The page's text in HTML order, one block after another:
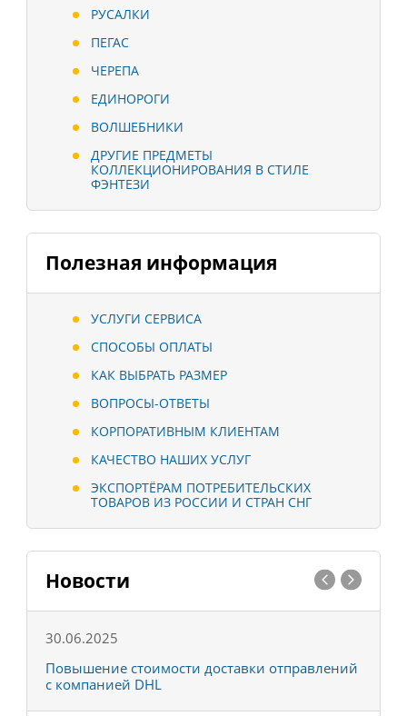
РУСАЛКИ
ПЕГАС
ЧЕРЕПА
ЕДИНОРОГИ
ВОЛШЕБНИКИ
ДРУГИЕ ПРЕДМЕТЫ
КОЛЛЕКЦИОНИРОВАНИЯ В СТИЛЕ
ФЭНТЕЗИ
Полезная информация
УСЛУГИ СЕРВИСА
СПОСОБЫ ОПЛАТЫ
КАК ВЫБРАТЬ РАЗМЕР
ВОПРОСЫ-ОТВЕТЫ
КОРПОРАТИВНЫМ КЛИЕНТАМ
КАЧЕСТВО НАШИХ УСЛУГ
ЭКСПОРТЁРАМ ПОТРЕБИТЕЛЬСКИХ
ТОВАРОВ ИЗ РОССИИ И СТРАН СНГ
Новости
30.06.2025
Повышение стоимости доставки отправлений
с компанией DHL